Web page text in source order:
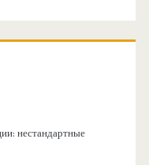
нестандартные